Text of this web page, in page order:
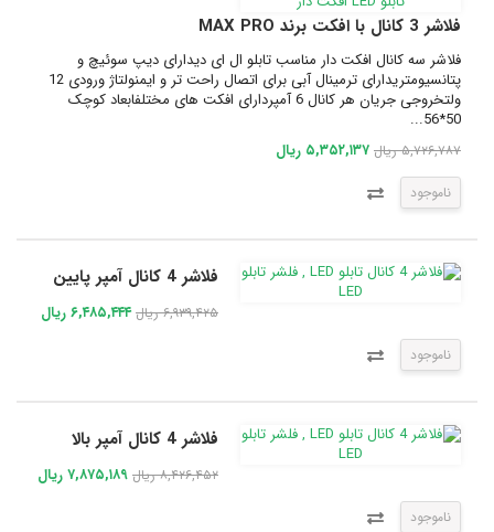
فلاشر 3 کانال با افکت برند MAX PRO
فلاشر سه کانال افکت دار مناسب تابلو ال ای دیدارای دیپ سوئیچ و
پتانسیومتریدارای ترمینال آبی برای اتصال راحت تر و ایمنولتاژ ورودی 12
ولتخروجی جریان هر کانال 6 آمپردارای افکت های مختلفابعاد کوچک
50*56...
۵,۷۲۶,۷۸۷ ریال ۵,۳۵۲,۱۳۷ ریال
ناموجود
فلاشر 4 کانال آمپر پایین
۶,۹۳۹,۴۲۵ ریال ۶,۴۸۵,۴۴۴ ریال
ناموجود
فلاشر 4 کانال آمپر بالا
۸,۴۲۶,۴۵۲ ریال ۷,۸۷۵,۱۸۹ ریال
ناموجود